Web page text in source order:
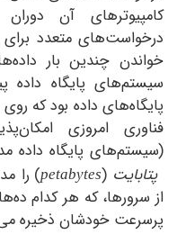
آن دوران
متعدد برای
چندین بار داده‌ها از
پایگاه داده
داده بود که روی مقوا
امروزی امکان‌پذیر
پایگاه داده مدرن
(
petabytes
)را مدیریت
که هر کدام ده‌ها
خودشان ذخیره می‌کنند،